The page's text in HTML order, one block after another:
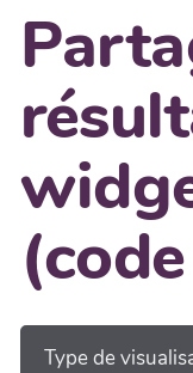
Type de